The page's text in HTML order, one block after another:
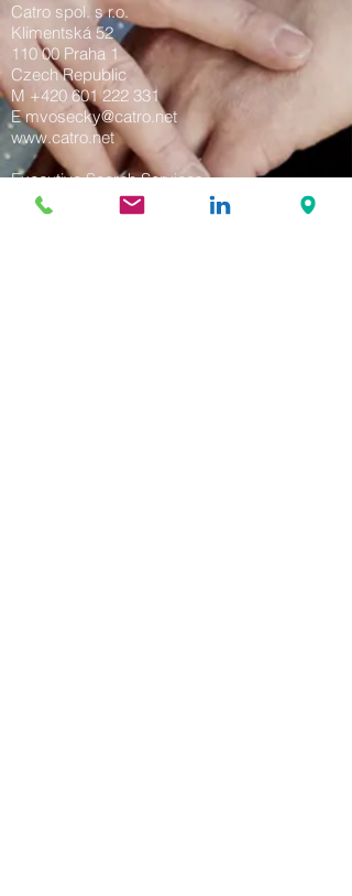
Catro spol. s r.o.
Klimentská 52
110 00 Praha 1
Czech Republic
M +420 601 222 331
E mvosecky@catro.net
www.catro.net
Executive Search Services
IČO:14498341